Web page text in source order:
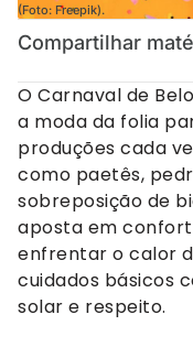
(Foto: Freepik).
Compartilhar
O Carnaval de
a moda da folia
produções cada
como paetês,
sobreposição de
aposta em
enfrentar o calor
cuidados básicos
solar e respeito.